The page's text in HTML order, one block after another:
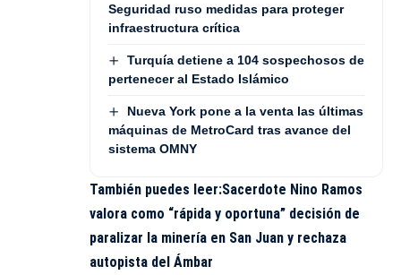
Seguridad ruso medidas para proteger
infraestructura crítica
Turquía detiene a 104 sospechosos de
pertenecer al Estado Islámico
Nueva York pone a la venta las últimas
máquinas de MetroCard tras avance del
sistema OMNY
También puedes leer:Sacerdote Nino Ramos
valora como “rápida y oportuna” decisión de
paralizar la minería en San Juan y rechaza
autopista del Ámbar